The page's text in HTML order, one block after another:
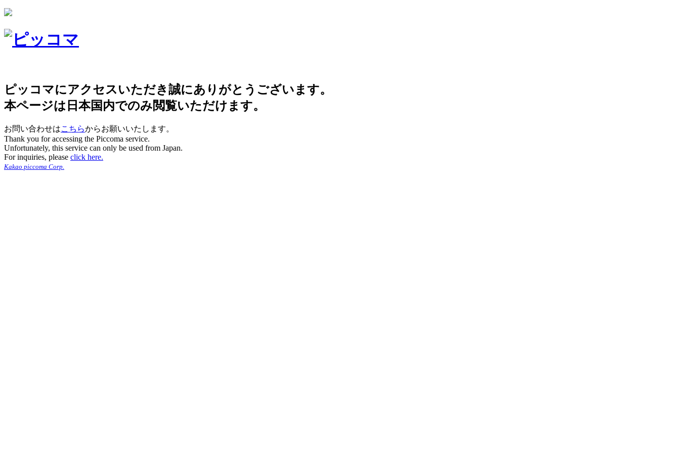
ピッコマにアクセスいただき誠にありがとうございます。
本ページは日本国内でのみ閲覧いただけます。
お問い合わせはこちらからお願いいたします。
Thank you for accessing the Piccoma service.
Unfortunately, this service can only be used from Japan.
For inquiries, please click here.
Kakao piccoma Corp.